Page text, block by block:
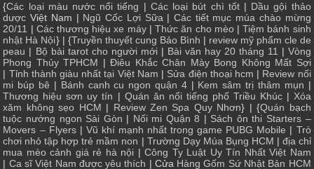
{Các loại màu nước nổi tiếng | Các loại bút chì tốt| Dầu gội thảo
dược Việt Nam | Ngũ Cốc Lợi Sữa | Các tiết mục múa chào mừng
20/11 | Các thương hiệu xe máy|Thức ăn cho mèo|Tiệm bánh sinh
nhật Hà Nội} | {Truyền thuyết cung Bảo Bình | review mỹ phẩm cle de
peau | Bộ bài tarot cho người mới| Bài văn hay 20 tháng 11 | Vòng
Phong Thủy TPHCM |Điêu Khắc Chân Mày Bong Không Mất Sợi
| Tỉnh thành giàu nhất tại Việt Nam | Sửa điện thoại hcm | Review nối
mi búp bê | Bánh canh cu ngon quận 4| Kem sâm trị thâm mụn |
Thương hiệu sơn uy tín | Quán ăn nổi tiếng phố Triều Khúc| Xóa
xăm không sẹo HCM | Review Zen Spa Quy Nhơn} | {Quán bạch
tuộc nướng ngon Sài Gòn | Nối mi Quận 8 | Sách ôn thi Starters –
Movers – Flyers| Vũ khí mạnh nhất trong game PUBG Mobile | Trò
chơi nhỏ tập hợp trẻ mầm non | Trường Dạy Múa Bụng HCM | địa chỉ
mua mèo cảnh giá rẻ hà nội |Công Ty Luật Uy Tín Nhất Việt Nam
| Ca sĩ Việt Nam được yêu thích | Cửa Hàng Gốm Sứ Nhật Bản HCM